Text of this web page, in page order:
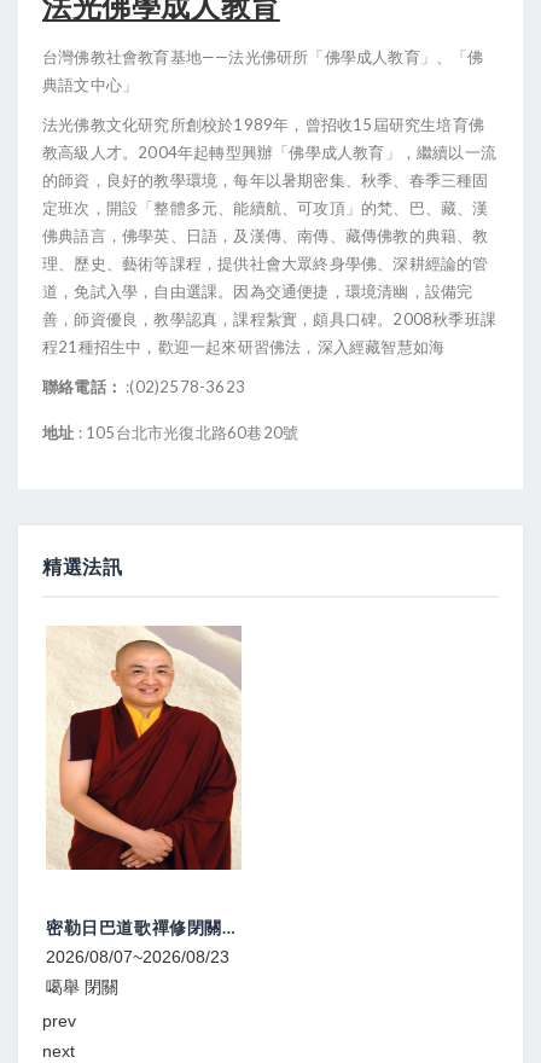
台灣佛教社會教育基地——法光佛研所「佛學成人教育」、「佛
典語文中心」
法光佛教文化研究所創校於1989年，曾招收15屆研究生培育佛
教高級人才。2004年起轉型興辦「佛學成人教育」，繼續以一流
的師資，良好的教學環境，每年以暑期密集、秋季、春季三種固
定班次，開設「整體多元、能續航、可攻頂」的梵、巴、藏、漢
佛典語言，佛學英、日語，及漢傳、南傳、藏傳佛教的典籍、教
理、歷史、藝術等課程，提供社會大眾終身學佛、深耕經論的管
道，免試入學，自由選課。因為交通便捷，環境清幽，設備完
善，師資優良，教學認真，課程紮實，頗具口碑。2008秋季班課
程21種招生中，歡迎一起來研習佛法，深入經藏智慧如海
聯絡電話： :(02)2578-3623
地址 : 105台北市光復北路60巷20號
精選法訊
2026/08/07~2026/08/09
prev
next